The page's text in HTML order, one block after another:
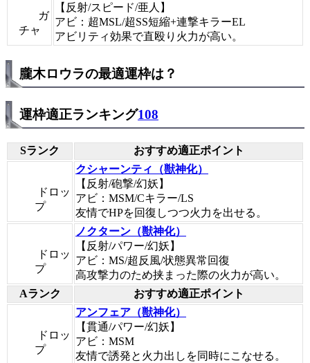
ガ
チャ
【反射/スピード/亜人】
アビ：超MSL/超SS短縮+連撃キラーEL
アビリティ効果で直殴り火力が高い。
朧木ロウラの最適運枠は？
運枠適正ランキング108
Sランク おすすめ適正ポイント
ドロッ
プ
クシャーンティ（獣神化）
【反射/砲撃/幻妖】
アビ：MSM/Cキラー/LS
友情でHPを回復しつつ火力を出せる。
ドロッ
プ
ノクターン（獣神化）
【反射/パワー/幻妖】
アビ：MS/超反風/状態異常回復
高攻撃力のため挟まった際の火力が高い。
Aランク
おすすめ適正ポイント
ドロッ
プ
アンフェア（獣神化）
【貫通/パワー/幻妖】
アビ：MSM
友情で誘発と火力出しを同時にこなせる。